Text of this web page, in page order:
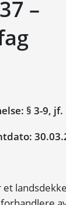
–
§ 3-9, jf.
et